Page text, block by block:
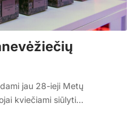
jau 28-ieji Metų
kviečiami siūlyti…